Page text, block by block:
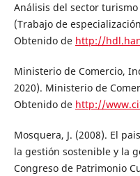
Análisis del sector
(Trabajo de
Obtenido de http://
Ministerio de Comercio,
2020). Ministerio de
Obtenido de http://
Mosquera, J. (2008). El
la gestión sostenible y la
Congreso de Patrimonio